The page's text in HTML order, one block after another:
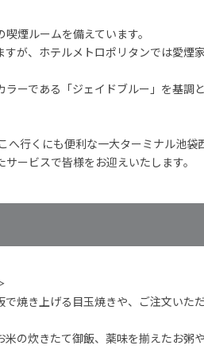
煙ルームを備えています。
が、ホテルメトロポリタンでは愛
ーである「ジェイドブルー」を基
行くにも便利な一大ターミナル池袋
ービスで皆様をお迎えいたします。
焼き上げる目玉焼きや、ご注文い
の炊きたて御飯、薬味を揃えたお